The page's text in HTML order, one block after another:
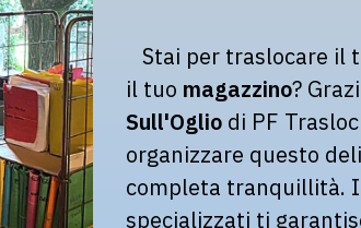
Stai per traslocare il
il tuo magazzino?
Sull'Oglio di PF
organizzare questo
completa tranquillità.
specializzati ti